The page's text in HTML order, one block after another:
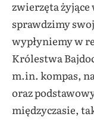
zwierzęta
sprawdzimy
wypłyniemy w
Królestwa
m.in. kompas,
oraz
międzyczasie,